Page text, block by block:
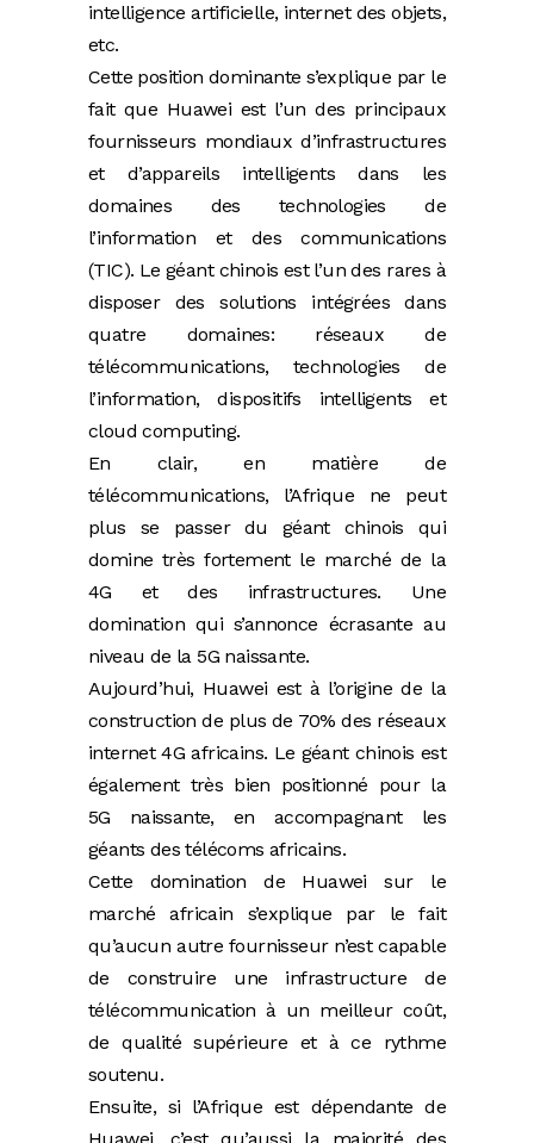
intelligence artificielle, internet des objets,
etc.
Cette position dominante s’explique par le
fait que Huawei est l’un des principaux
fournisseurs mondiaux d’infrastructures
et d’appareils intelligents dans les
domaines des technologies de
l’information et des communications
(TIC). Le géant chinois est l’un des rares à
disposer des solutions intégrées dans
quatre domaines: réseaux de
télécommunications, technologies de
l’information, dispositifs intelligents et
cloud computing.
En clair, en matière de
télécommunications, l’Afrique ne peut
plus se passer du géant chinois qui
domine très fortement le marché de la
4G et des infrastructures. Une
domination qui s’annonce écrasante au
niveau de la 5G naissante.
Aujourd’hui, Huawei est à l’origine de la
construction de plus de 70% des réseaux
internet 4G africains. Le géant chinois est
également très bien positionné pour la
5G naissante, en accompagnant les
géants des télécoms africains.
Cette domination de Huawei sur le
marché africain s’explique par le fait
qu’aucun autre fournisseur n’est capable
de construire une infrastructure de
télécommunication à un meilleur coût,
de qualité supérieure et à ce rythme
soutenu.
Ensuite, si l’Afrique est dépendante de